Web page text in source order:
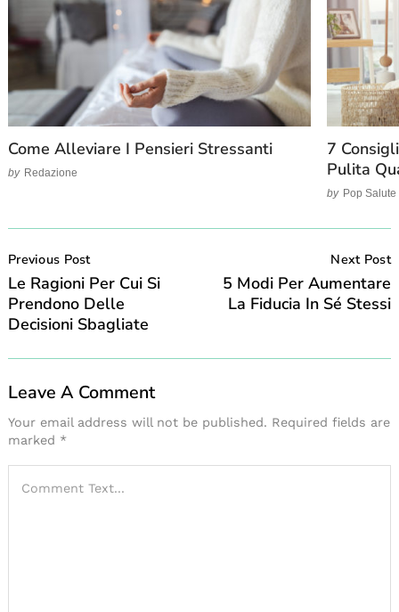
Come Alleviare I Pensieri Stressanti
by Redazione
7
Pulita
by Pop Salute
Navigation
Previous Post
Le Ragioni Per Cui Si
Prendono Delle
Decisioni Sbagliate
Next Post
5 Modi Per Aumentare
La Fiducia In Sé Stessi
Leave A Comment
Your email address will not be published. Required fields are
marked *